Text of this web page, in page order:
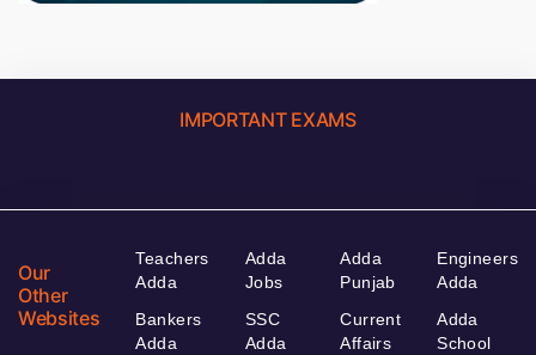
IMPORTANT EXAMS
Our
Other
Websites
Teachers
Adda
Bankers
Adda
Adda
Jobs
SSC
Adda
Adda
Punjab
Current
Affairs
Engineers
Adda
Adda
School